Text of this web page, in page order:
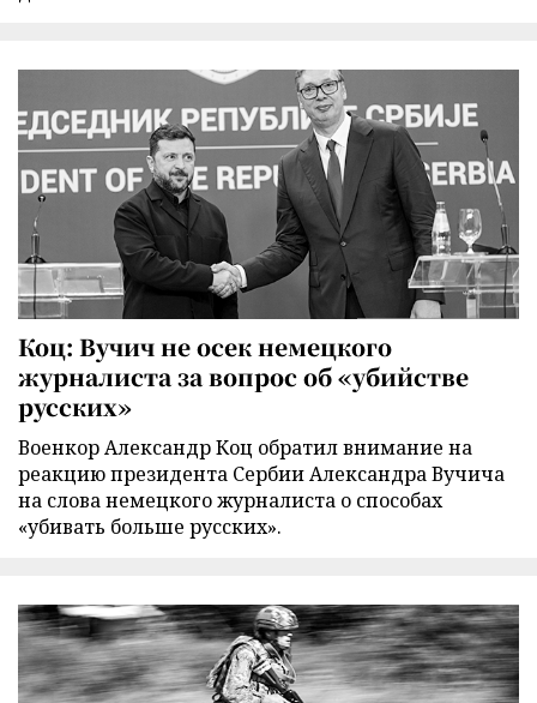
Коц: Вучич не осек немецкого
журналиста за вопрос об «убийстве
русских»
Военкор Александр Коц обратил внимание на
реакцию президента Сербии Александра Вучича
на слова немецкого журналиста о способах
«убивать больше русских».